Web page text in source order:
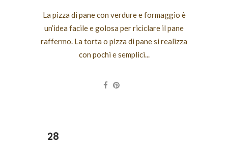
La pizza di pane con verdure e formaggio è
un’idea facile e golosa per riciclare il pane
raffermo. La torta o pizza di pane si realizza
con pochi e semplici...
28